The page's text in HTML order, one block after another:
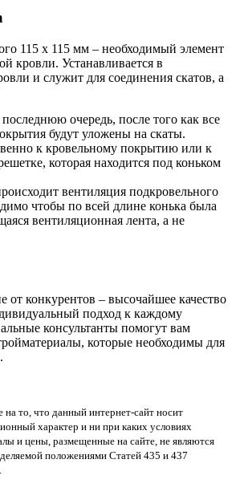
115 х 115 мм – необходимый элемент
кровли. Устанавливается в
и служит для соединения скатов, а
очередь, после того как все
будут уложены на скаты.
к кровельному покрытию или к
которая находится под коньком
вентиляция подкровельного
чтобы по всей длине конька была
вентиляционная лента, а не
от конкурентов – высочайшее качество
подход к каждому
консультанты помогут вам
которые необходимы для
то, что данный интернет-сайт носит
характер и ни при каких условиях
и цены, размещенные на сайте, не являются
положениями Статей 435 и 437